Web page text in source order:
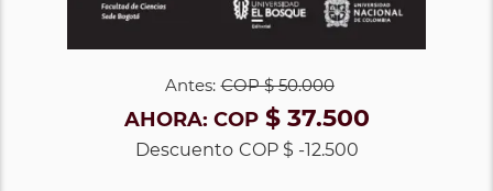
Antes: COP$ 50.000
AHORA: COP$ 37.500
Descuento COP $ -12.500